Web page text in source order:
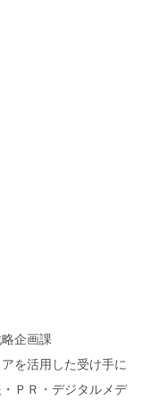
企画課
を活用した受け手に
ＰＲ・デジタルメデ